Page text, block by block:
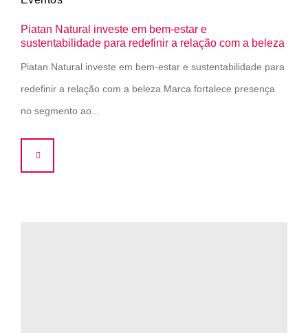
Piatan Natural investe em bem-estar e
sustentabilidade para redefinir a relação com a beleza
Piatan Natural investe em bem-estar e sustentabilidade para
redefinir a relação com a beleza Marca fortalece presença
no segmento ao...